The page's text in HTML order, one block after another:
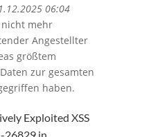
06:04
mehr
Angestellter
größtem
zur gesamten
haben.
Exploited XSS